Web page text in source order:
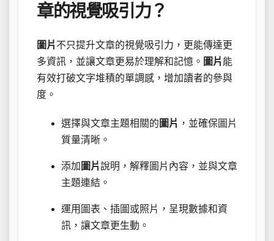
章的視覺吸引力？
圖片 不只提升文章的視覺吸引力，更能傳達更
多資訊，並讓文章更易於理解和記憶。 圖片 能
有效打破文字堆積的單調感，增加讀者的參與
度。
選擇與文章主題相關的 圖片 ，並確保圖片
質量清晰。
添加 圖片說明，解釋圖片內容，並與文章
主題連結。
運用圖表、插圖或照片，呈現數據和資
訊，讓文章更生動。